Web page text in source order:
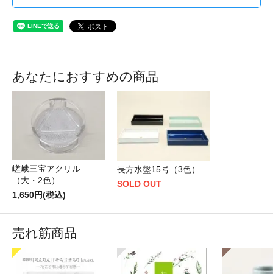
あなたにおすすめの商品
嵯峨三宝アクリル
（大・2色）
1,650円(税込)
長方水盤15号（3色）
SOLD OUT
売れ筋商品